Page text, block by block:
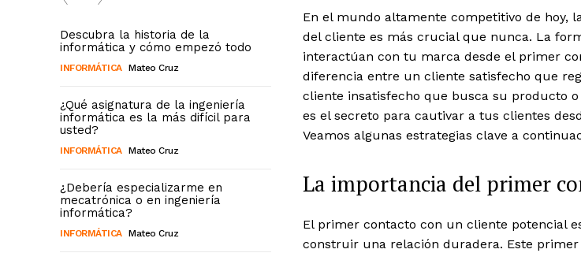
Descubra la historia de la
informática y cómo empezó todo
INFORMÁTICA Mateo Cruz
¿Qué asignatura de la ingeniería
informática es la más difícil para
usted?
INFORMÁTICA Mateo Cruz
¿Debería especializarme en
mecatrónica o en ingeniería
informática?
INFORMÁTICA Mateo Cruz
En el mundo altamente competitivo de hoy,
del cliente es más crucial que nunca. La
interactúan con tu marca desde el primer
diferencia entre un cliente satisfecho que
cliente insatisfecho que busca su producto
es el secreto para cautivar a tus clientes
Veamos algunas estrategias clave a
La importancia del primer
El primer contacto con un cliente potencial
construir una relación duradera. Este